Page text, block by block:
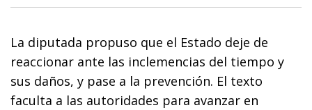
La diputada propuso que el Estado deje de
reaccionar ante las inclemencias del tiempo y
sus daños, y pase a la prevención. El texto
faculta a las autoridades para avanzar en